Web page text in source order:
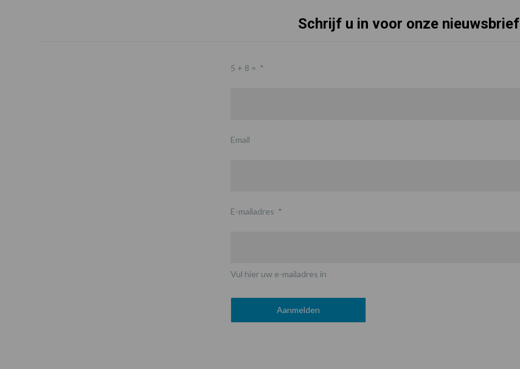
Schrijf u in voor onze nieuwsbrief
5 + 8 = *
Email
E-mailadres *
Vul hier uw e-mailadres in